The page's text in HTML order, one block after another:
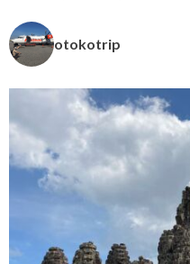
otokotrip